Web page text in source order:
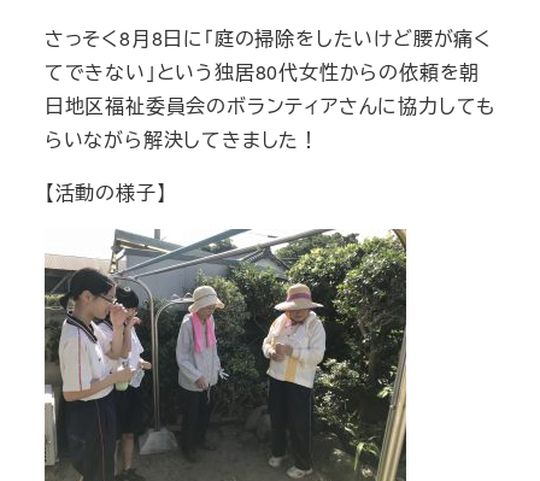
さっそく8月8日に「庭の掃除をしたいけど腰が痛く
てできない」という独居80代女性からの依頼を朝
日地区福祉委員会のボランティアさんに協力しても
らいながら解決してきました！
【活動の様子】